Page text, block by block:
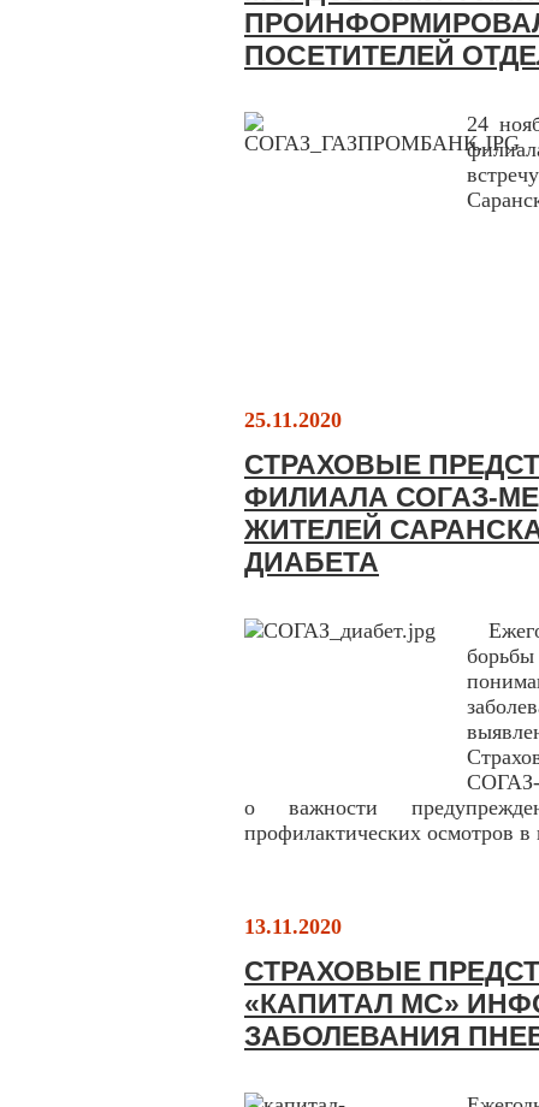
ПОСЕТИТЕЛЕЙ
24
25.11.2020
СТРАХОВЫЕ
ФИЛИАЛА СОГАЗ-
ЖИТЕЛЕЙ
ДИАБЕТА
СОГАЗ-
о важности
профилактических осмотров
13.11.2020
СТРАХОВЫЕ
«КАПИТАЛ МС»
ЗАБОЛЕВАНИЯ